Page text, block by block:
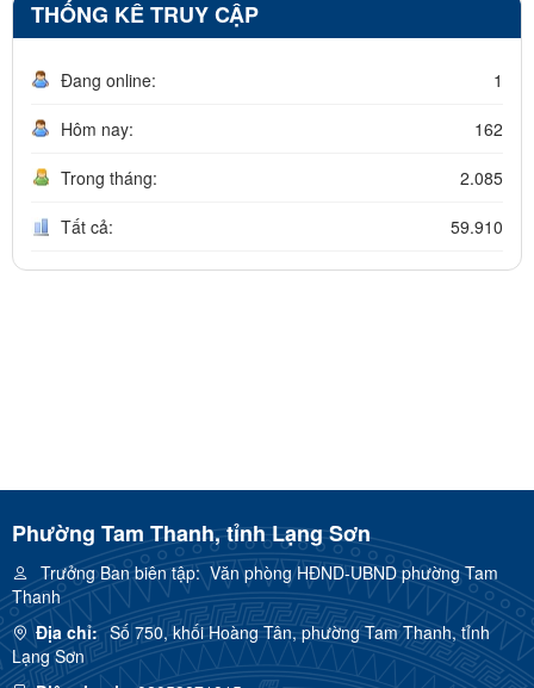
THỐNG KÊ TRUY CẬP
Đang online: 1
Hôm nay: 162
Trong tháng: 2.085
Tất cả: 59.910
Phường Tam Thanh, tỉnh Lạng Sơn
Trưởng Ban biên tập:Văn phòng HĐND-UBND phường Tam
Thanh
Địa chỉ: Số 750, khối Hoàng Tân, phường Tam Thanh, tỉnh
Lạng Sơn